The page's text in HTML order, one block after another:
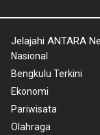
Jelajahi ANTARA
Nasional
Bengkulu Terkini
Ekonomi
Pariwisata
Olahraga